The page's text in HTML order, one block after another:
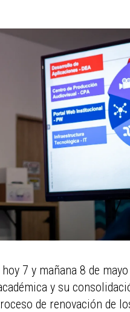
7 y mañana 8 de
y su
de renovación de